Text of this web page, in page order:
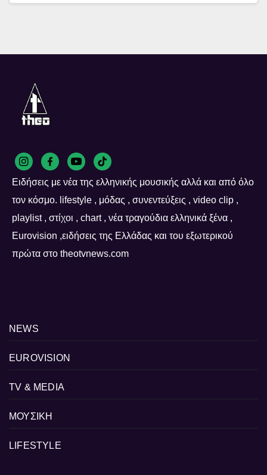
Ειδήσεις με νέα της ελληνικής μουσικής αλλά και από όλο
τον κόσμο. lifestyle , μόδας , συνεντεύξεις , video clip ,
playlist , στίχοι , chart , νέα τραγούδια ελληνικά ξένα ,
Eurovision ,ειδήσεις της Ελλάδας και του εξωτερικού
πρώτα στο theotvnews.com
NEWS
EUROVISION
TV & MEDIA
ΜΟΥΣΙΚΗ
LIFESTYLE